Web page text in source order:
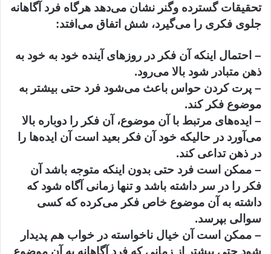
تحقیقات گسترده وگنر نشان می‌دهد هرگاه فرد آگاهانه
جلوی فکری را می‌گیرد، شش اتفاق می‌افتد:
– احتمال اینکه آن فکر در روزهای آینده خود به خود به
ذهن متبادر شود بالا می‌رود.
– پرت کردن حواس باعث می‌شود فرد حتی بیشتر به
موضوع فکر کند.
– ایده‌های مرتبط با آن موضوع، آن فکر را دوباره بالا
می‌آورد در حالیکه خود آن فکر بعید است آن ایده‌ها را
در ذهن تداعی کند.
– ممکن است فرد حتی بدون اینکه متوجه باشد آن
فکر را در سر داشته باشد و تنها زمانی آگاه شود که
داشته به آن موضوع خاص فکر می‌کرده که کسی
سوالی بپرسد.
– ممکن است آن خیال ناخواسته در خواب هم پدیدار
شود حتی بیشتر از زمانی که فرد آگاهانه به آن موضوع